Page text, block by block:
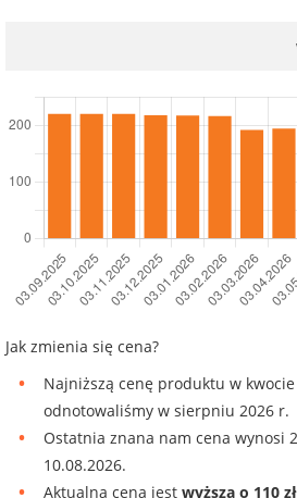
Jak zmienia się cena?
Najniższą cenę produktu w kwocie
odnotowaliśmy w sierpniu 2026 r.
Ostatnia znana nam cena wynosi
10.08.2026.
Aktualna cena jest wyższa o 110